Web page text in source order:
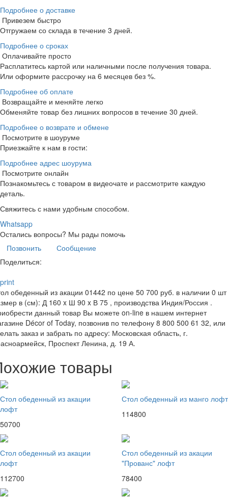
Подробнее о доставке
Привезем быстро
Отгружаем со склада в течение 3 дней.
Подробнее о сроках
Оплачивайте просто
Расплатитесь картой или наличными после получения товара.
Или оформите рассрочку на 6 месяцев без %.
Подробнее об оплате
Возвращайте и меняйте легко
Обменяйте товар без лишних вопросов в течение 30 дней.
Подробнее о возврате и обмене
Посмотрите в шоуруме
Приезжайте к нам в гости:
Подробнее адрес шоурума
Посмотрите онлайн
Познакомьтесь с товаром в видеочате и рассмотрите каждую
деталь.
Свяжитесь с нами удобным способом.
Whatsapp
Остались вопросы? Мы рады помочь
Позвонить
Сообщение
Поделиться:
print
обеденный из акации 01442 по цене 50 700 руб. в наличии 0
в (см): Д 160 x Ш 90 x В 75 , производства Индия/Россия .
данный товар Вы можете on-line в нашем интернет
Décor of Today, позвонив по телефону 8 800 500 61 32, или
заказ и забрать по адресу: Московская область, г.
Проспект Ленина, д. 19 А.
товары
Стол обеденный из акации
лофт
50700
Стол обеденный из манго лофт
114800
Стол обеденный из акации
лофт
112700
Стол обеденный из акации
"Прованс" лофт
78400